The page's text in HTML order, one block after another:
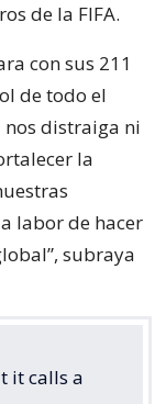
de la FIFA.
con sus 211
de todo el
distraiga ni
la
labor de hacer
subraya
it calls a